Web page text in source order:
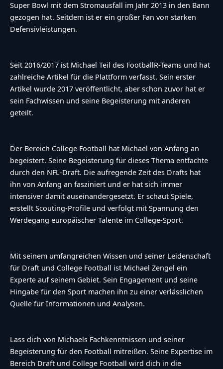
Super Bowl mit dem Stromausfall im Jahr 2013 in den Bann
gezogen hat. Seitdem ist er ein großer Fan von starken
Defensivleistungen.
Seit 2016/2017 ist Michael Teil des FootballR-Teams und hat
zahlreiche Artikel für die Plattform verfasst. Sein erster
Artikel wurde 2017 veröffentlicht, aber schon zuvor hat er
sein Fachwissen und seine Begeisterung mit anderen
geteilt.
Der Bereich College Football hat Michael von Anfang an
begeistert. Seine Begeisterung für dieses Thema entfachte
durch den NFL-Draft. Die aufregende Zeit des Drafts hat
ihn von Anfang an fasziniert und er hat sich immer
intensiver damit auseinandergesetzt. Er schaut Spiele,
erstellt Scouting-Profile und verfolgt mit Spannung den
Werdegang europäischer Talente im College-Sport.
Mit seinem umfangreichen Wissen und seiner Leidenschaft
für Draft und College Football ist Michael Zengel ein
Experte auf seinem Gebiet. Sein Engagement und seine
Hingabe für den Sport machen ihn zu einer verlässlichen
Quelle für Informationen und Analysen.
Lass dich von Michaels Fachkenntnissen und seiner
Begeisterung für den Football mitreißen. Seine Expertise im
Bereich Draft und College Football wird dich in die